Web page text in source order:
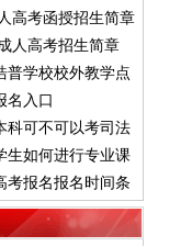
高考函授招生简章
人高考招生简章
普学校校外教学点
名入口
科可不可以考司法
生如何进行专业课
考报名报名时间条